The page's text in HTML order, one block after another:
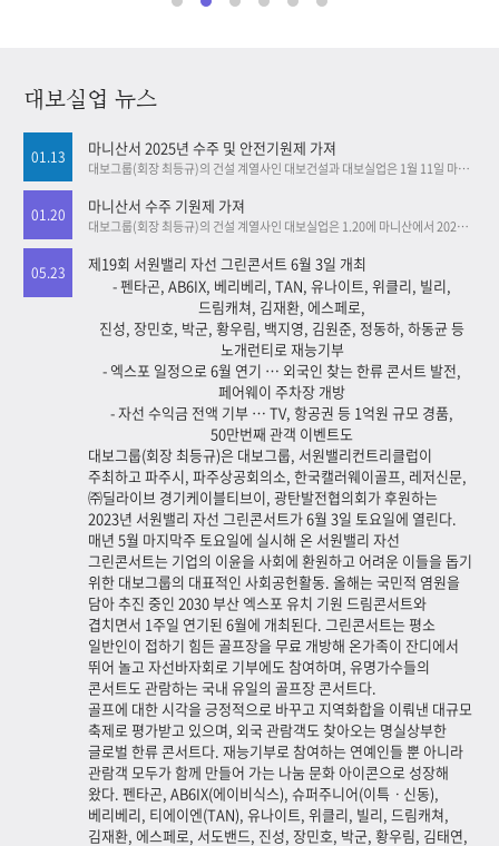
대보실업 뉴스
01.13 마니산서 2025년 수주 및 안전기원제 가져
대보그룹(회장 최등규)의 건설 계열사인 대보건설과 대보실업은 1월 11일 마니산에서 2025년 ‘수주 및 안전기원제’를 가졌다. 대보실업 장상근 대표와 대보건설 김성호 대표를 비롯, 영업 관련 부서 임직원 약 40명은 이날 마니산 정상에 올라 수주 및 안전기원제를 갖고 을사년 수주 목표 달성을 위한 결의를 다졌다. 대보그룹 관계자는 “최근 경영 환경의 불확실성이 높아지고 있는 가운데 건설사별로 양질의 일감을 확보하기 위한 경쟁이 어느 때보다 치열하다”며 “2025년 수주 목표를 반드시 달성하겠다는 의지를 다지고자 수주기원제를 개최했다”고 밝혔다. 한편 대보건설은 지난해 사상 최고의 수주 실적인 1조 6천억원 이상의 수주고를 기록하며 2년 연속 수주 1조원을 돌파했고, 대보실업도 수주 목표를 초과 달성한 바 있다.
01.20 마니산서 수주 기원제 가져
대보그룹(회장 최등규)의 건설 계열사인 대보실업은 1.20에 마니산에서 2024년 ‘수주 기원제’를 개최했다. 대보실업 장상근 대표와 영업 관련 부서 임직원은 이날 마니산 정상에 올라 기원제를 갖고 갑진년 사업 목표 달성을 위한 결의를 다졌다. 대보실업 관계자는 “최근 건설 경기 악화에 따라 건설사별로 양질의 일감을 확보하기 위한 경쟁이 더욱 치열해지고 있다”며 “정신 무장을 새롭게 하고 2024년 수주 목표를 반드시 달성하겠다는 의지를 다지고자 수주기원제를 개최했다”고 밝혔다. 한편, 2023년 대보실업은 수주 목표를 초과 달성했다.
05.23
제19회 서원밸리 자선 그린콘서트 6월 3일 개최
- 펜타곤, AB6IX, 베리베리, TAN, 유나이트, 위클리, 빌리,
드림캐쳐, 김재환, 에스페로,
진성, 장민호, 박군, 황우림, 백지영, 김원준, 정동하, 하동균 등
노개런티로 재능기부
- 엑스포 일정으로 6월 연기 … 외국인 찾는 한류 콘서트 발전,
페어웨이 주차장 개방
- 자선 수익금 전액 기부 … TV, 항공권 등 1억원 규모 경품,
50만번째 관객 이벤트도
대보그룹(회장 최등규)은 대보그룹, 서원밸리컨트리클럽이
주최하고 파주시, 파주상공회의소, 한국캘러웨이골프, 레저신문,
㈜딜라이브 경기케이블티브이, 광탄발전협의회가 후원하는
2023년 서원밸리 자선 그린콘서트가 6월 3일 토요일에 열린다.
매년 5월 마지막주 토요일에 실시해 온 서원밸리 자선
그린콘서트는 기업의 이윤을 사회에 환원하고 어려운 이들을 돕기
위한 대보그룹의 대표적인 사회공헌활동. 올해는 국민적 염원을
담아 추진 중인 2030 부산 엑스포 유치 기원 드림콘서트와
겹치면서 1주일 연기된 6월에 개최된다. 그린콘서트는 평소
일반인이 접하기 힘든 골프장을 무료 개방해 온가족이 잔디에서
뛰어 놀고 자선바자회로 기부에도 참여하며, 유명가수들의
콘서트도 관람하는 국내 유일의 골프장 콘서트다.
골프에 대한 시각을 긍정적으로 바꾸고 지역화합을 이뤄낸 대규모
축제로 평가받고 있으며, 외국 관람객도 찾아오는 명실상부한
글로벌 한류 콘서트다. 재능기부로 참여하는 연예인들 뿐 아니라
관람객 모두가 함께 만들어 가는 나눔 문화 아이콘으로 성장해
왔다. 펜타곤, AB6IX(에이비식스), 슈퍼주니어(이특ㆍ신동),
베리베리, 티에이엔(TAN), 유나이트, 위클리, 빌리, 드림캐쳐,
김재환, 에스페로, 서도밴드, 진성, 장민호, 박군, 황우림, 김태연,